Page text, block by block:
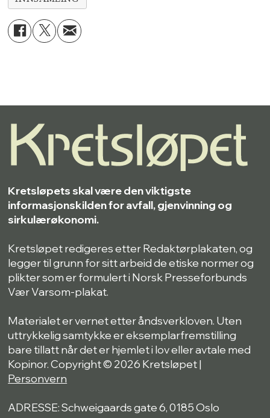
Kretsløpets skal være den viktigste
informasjonskilden for avfall, gjenvinning og
sirkulærøkonomi.
Kretsløpet redigeres etter Redaktørplakaten, og
legger til grunn for sitt arbeid de etiske normer og
plikter som er formulert i Norsk Presseforbunds
Vær Varsom-plakat.
Materialet er vernet etter åndsverkloven. Uten
uttrykkelig samtykke er eksemplarfremstilling
bare tillatt når det er hjemlet i lov eller avtale med
Kopinor. Copyright © 2026 Kretsløpet |
Personvern
ADRESSE: Schweigaards gate 6, 0185 Oslo